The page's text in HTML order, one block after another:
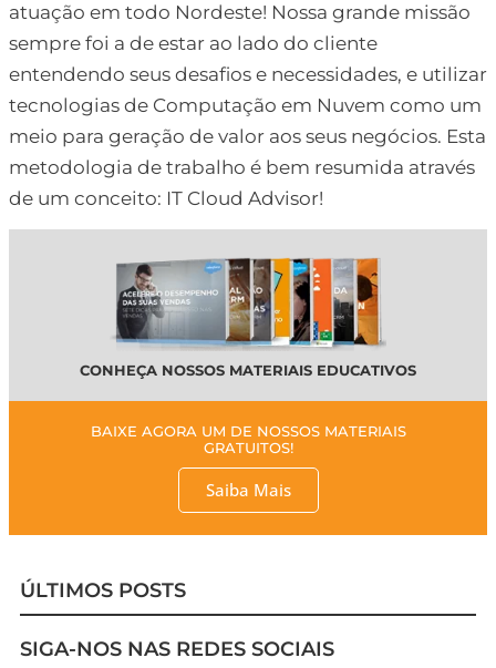
atuação em todo Nordeste! Nossa grande missão
sempre foi a de estar ao lado do cliente
entendendo seus desafios e necessidades, e utilizar
tecnologias de Computação em Nuvem como um
meio para geração de valor aos seus negócios. Esta
metodologia de trabalho é bem resumida através
de um conceito: IT Cloud Advisor!
CONHEÇA NOSSOS MATERIAIS EDUCATIVOS
BAIXE AGORA UM DE NOSSOS MATERIAIS
GRATUITOS!
Saiba Mais
ÚLTIMOS POSTS
SIGA-NOS NAS REDES SOCIAIS